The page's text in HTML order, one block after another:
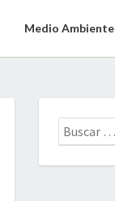
Medio Ambiente
Buscar: